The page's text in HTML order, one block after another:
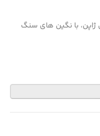
اصل ژاپن، با نگین های سنگ